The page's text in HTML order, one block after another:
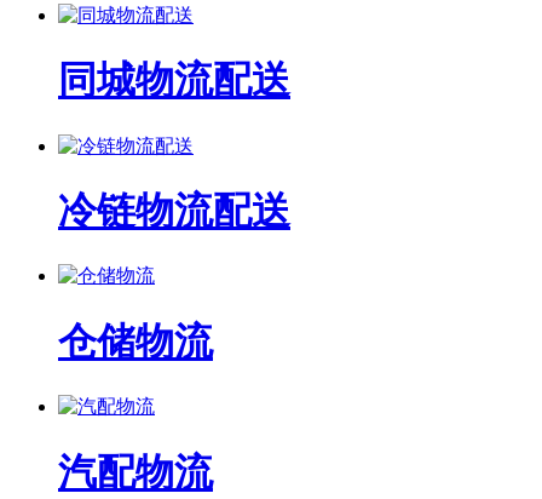
同城物流配送
冷链物流配送
仓储物流
汽配物流